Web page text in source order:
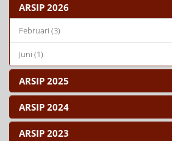
ARSIP 2026
Februari (3)
Juni (1)
ARSIP 2025
ARSIP 2024
ARSIP 2023